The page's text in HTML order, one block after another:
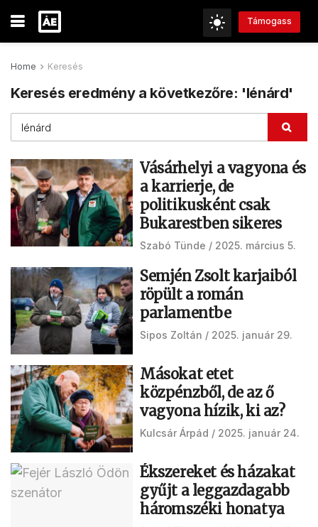
Támogass
Home Keresés
Keresés eredmény a következőre: 'lénárd'
Vásárhelyi a vagyona és
a karrierje, de
politikusként csak
Bukarestben sikeres
Szabó Tünde 2025. március 5.
Semjén Zsolt karjaiból
röpült a román
parlamentbe
Sipos Zoltán 2025. január 29.
Másokat etet
közpénzből, de az ő
vagyona hízik, ki az?
Kulcsár Árpád 2025. január 24.
Ékszereket és házakat
gyűjt a leggazdagabb
háromszéki honatya